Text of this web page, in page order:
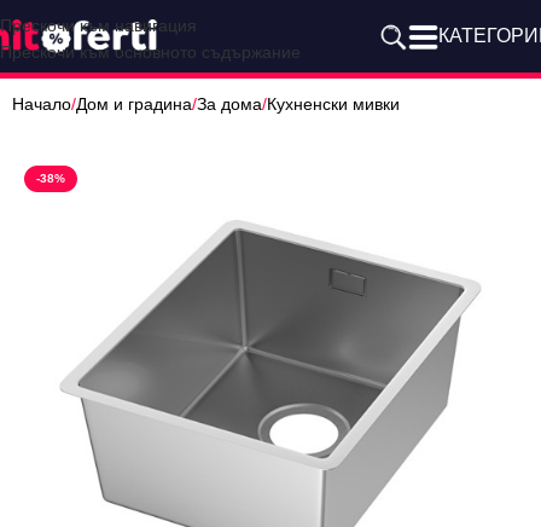
Прескочи към навигация
Прескочи към основното съдържание
Начало/Дом и градина/За дома/Кухненски мивки
-38%